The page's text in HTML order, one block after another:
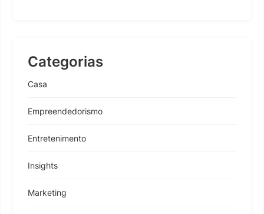
Categorias
Casa
Empreendedorismo
Entretenimento
Insights
Marketing